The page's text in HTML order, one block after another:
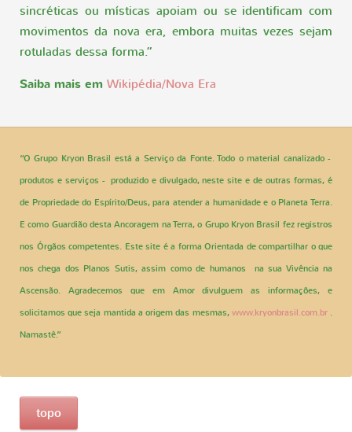
sincréticas ou místicas apoiam ou se identificam com
movimentos da nova era, embora muitas vezes sejam
rotuladas dessa forma.”
Saiba mais em Wikipédia/Nova Era
“O Grupo Kryon Brasil está a Serviço da Fonte. Todo o material canalizado -
produtos e serviços - produzido e divulgado, neste site e de outras formas, é
de Propriedade do Espírito/Deus, para atender a humanidade e o Planeta Terra.
E como Guardião desta Ancoragem na Terra, o Grupo Kryon Brasil fez registros
nos Órgãos competentes. Este site é a forma Orientada de compartilhar o que
nos chega dos Planos Sutis, assim como de humanos na sua Vivência na
Ascensão. Agradecemos que em Amor divulguem as informações, e
solicitamos que seja mantida a origem das mesmas, www.kryonbrasil.com.br.
Namastê.”
topo